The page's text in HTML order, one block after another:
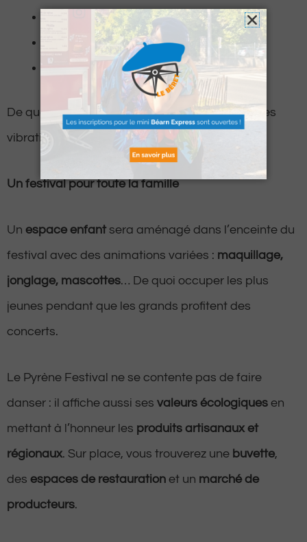
Winston McAnuff & The Ligerians
(membre du collectif High Tone)
Les P’tits Fils de Jeanine
De quoi ravir les mélomanes en quête de bonnes
vibrations estivales !
Un festival pour toute la famille
Un espace enfant sera aménagé dans l’enceinte du
festival avec des animations variées : maquillage,
jonglage, mascottes… De quoi occuper les plus
jeunes pendant que les grands profitent des
concerts.
Le Pyrène Festival ne se contente pas de faire
danser : il affiche aussi ses valeurs écologiques en
mettant à l’honneur les produits artisanaux et
régionaux. Sur place, vous trouverez une buvette,
des espaces de restauration et un marché de
producteurs.